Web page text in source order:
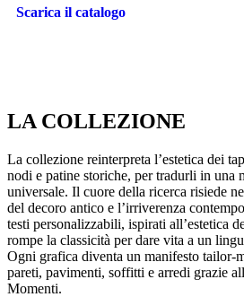
Scarica il catalogo
LA COLLEZIONE
La collezione reinterpreta l’estetica dei
nodi e patine storiche, per tradurli in una
universale. Il cuore della ricerca risiede
del decoro antico e l’irriverenza
testi personalizzabili, ispirati all’estetica
rompe la classicità per dare vita a un
Ogni grafica diventa un manifesto tailor-
pareti, pavimenti, soffitti e arredi grazie
Momenti.